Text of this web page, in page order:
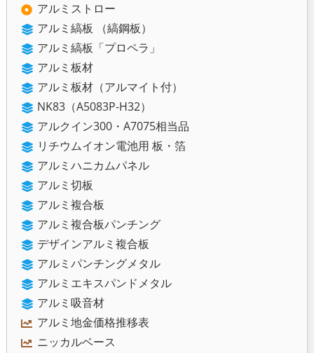
アルミストロー
アルミ縞板 （縞鋼板）
アルミ縞板「プロペラ」
アルミ板材
アルミ板材（アルマイト付）
NK83（A5083P-H32）
アルクイン300・A7075相当品
リチウムイオン電池用 板・箔
アルミハニカムパネル
アルミ切板
アルミ複合板
アルミ複合板パンチング
デザインアルミ複合板
アルミパンチングメタル
アルミエキスパンドメタル
アルミ吸音材
アルミ地金価格推移表
ニッカルベース